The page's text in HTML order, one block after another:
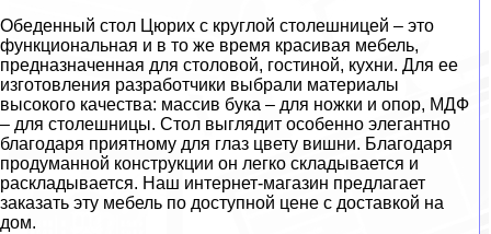
Обеденный стол Цюрих с круглой столешницей – это
функциональная и в то же время красивая мебель,
предназначенная для столовой, гостиной, кухни. Для ее
изготовления разработчики выбрали материалы
высокого качества: массив бука – для ножки и опор, МДФ
– для столешницы. Стол выглядит особенно элегантно
благодаря приятному для глаз цвету вишни. Благодаря
продуманной конструкции он легко складывается и
раскладывается. Наш интернет-магазин предлагает
заказать эту мебель по доступной цене с доставкой на
дом.